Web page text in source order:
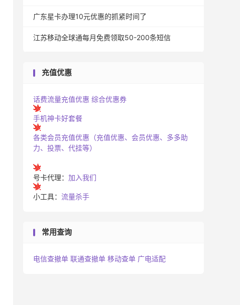
广东星卡办理10元优惠的抓紧时间了
江苏移动全球通每月免费领取50-200条短信
充值优惠
话费流量充值优惠 综合优惠券
手机神卡好套餐
各类会员充值优惠（充值优惠、会员优惠、多多助
力、投票、代挂等）
号卡代理： 加入我们
小工具： 流量杀手
常用查询
电信查撤单 联通查撤单 移动查单 广电适配